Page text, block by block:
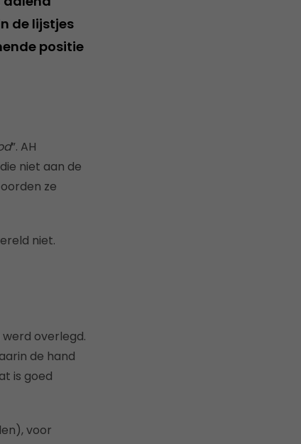
de lijstjes
positie
”. AH
niet aan de
ze
niet.
overlegd.
de hand
is goed
voor